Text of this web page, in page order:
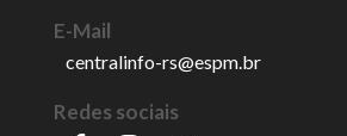
E-Mail
centralinfo-rs@espm.br
Redes sociais